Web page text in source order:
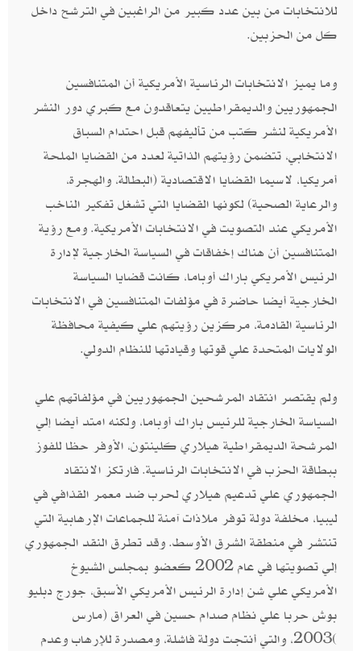
للانتخابات من بين عدد كبير من الراغبين في الترشح داخل
كل من الحزبين‮.‬
وما يميز الانتخابات الرئاسية الأمريكية أن المتنافسين
الجمهوريين والديمقراطيين يتعاقدون مع كبري دور النشر
الأمريكية لنشر كتب من تأليفهم قبل احتدام السباق
الانتخابي،‮ ‬تتضمن رؤيتهم الذاتية لعدد من القضايا الملحة
أمريكيا،‮ ‬لاسيما القضايا الاقتصادية‮ (‬البطالة، والهجرة،
والرعاية الصحية‮) ‬لكونها القضايا التي تشغل تفكير الناخب
الأمريكي عند التصويت في الانتخابات الأمريكية‮. ‬ومع رؤية
المتنافسين أن هناك إخفاقات في السياسة الخارجية لإدارة
الرئيس الأمريكي باراك أوباما،‮ ‬كانت قضايا السياسة
الخارجية أيضا حاضرة في مؤلفات المتنافسين في الانتخابات
الرئاسية القادمة،‮ ‬مركزين رؤيتهم علي كيفية محافظة
الولايات المتحدة علي قوتها وقيادتها للنظام الدولي‮.‬
ولم يقتصر انتقاد المرشحين الجمهوريين في مؤلفاتهم علي
السياسة الخارجية للرئيس باراك أوباما، ولكنه امتد أيضا إلي
المرشحة الديمقراطية هيلاري كلينتون،‮ ‬الأوفر حظا للفوز
ببطاقة الحزب في الانتخابات الرئاسية‮. ‬فارتكز الانتقاد
الجمهوري علي تدعيم هيلاري لحرب ضد معمر القذافي في
ليبيا،‮ ‬مخلفة دولة توفر ملاذات آمنة للجماعات الإرهابية التي
تنتشر في منطقة الشرق الأوسط‮.‬ وقد تطرق النقد الجمهوري
إلي تصويتها في عام‮ ‬2002‮ ‬كعضو بمجلس الشيوخ
الأمريكي علي شن إدارة الرئيس الأمريكي الأسبق،‮ ‬جورج دبليو
‬2003‮)‬، والتي أنتجت دولة فاشلة،‮ ‬ومصدرة للإرهاب وعدم